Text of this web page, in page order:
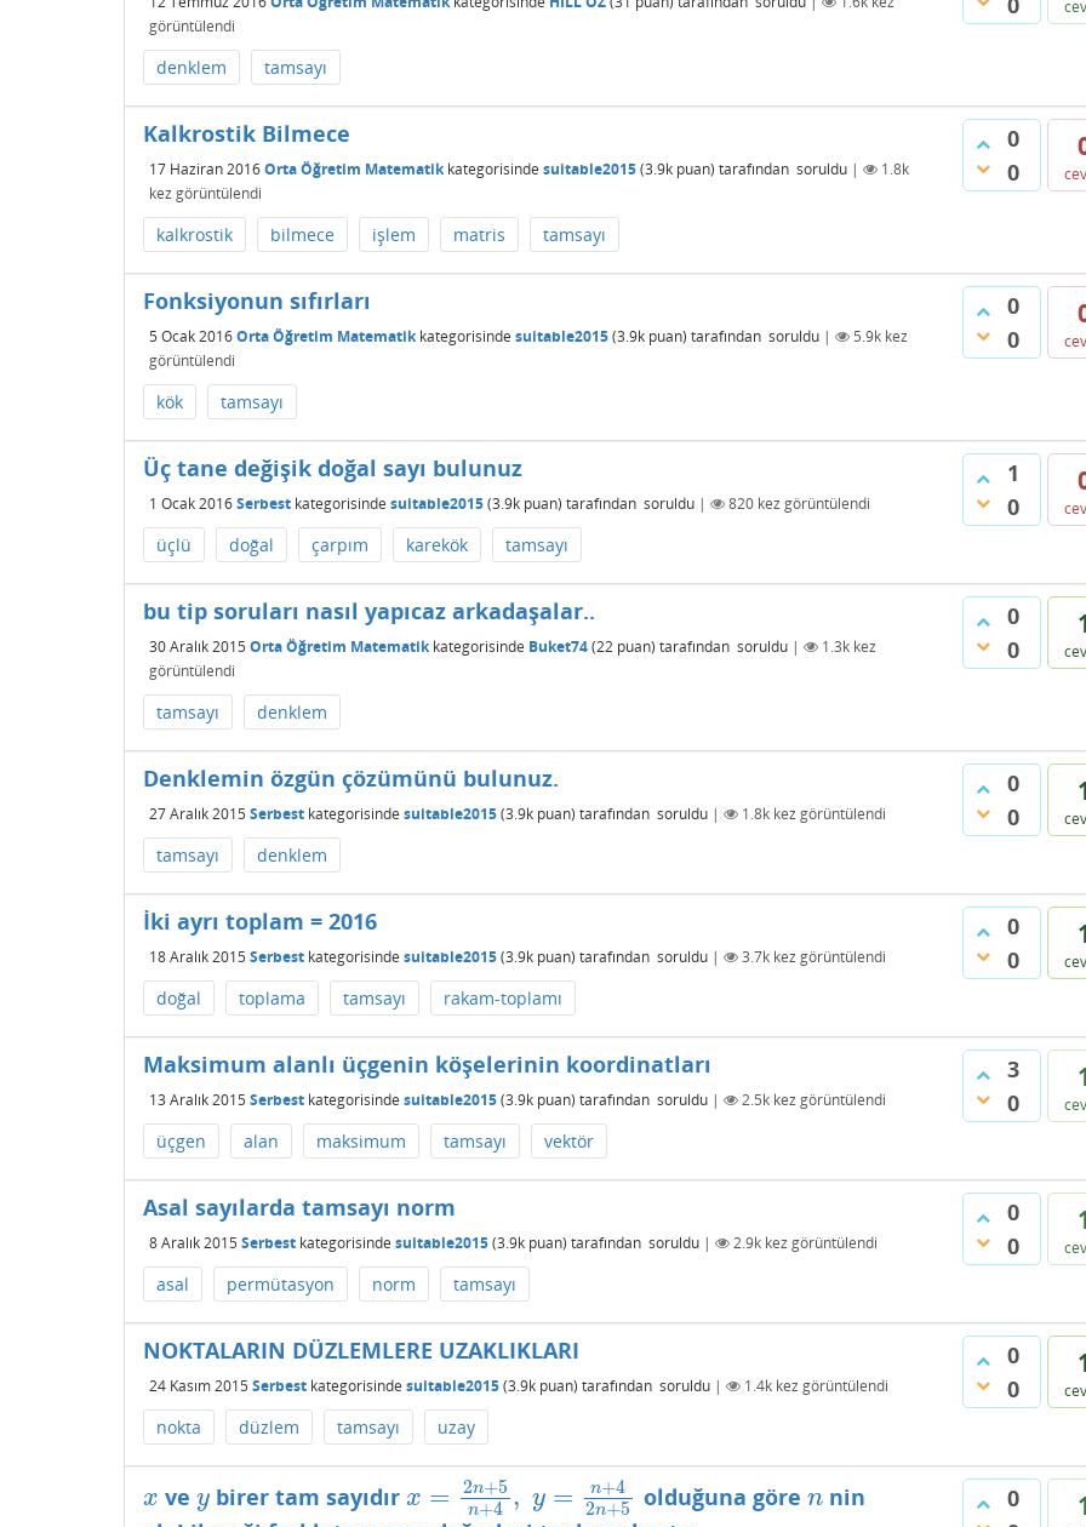
görüntülendi
denklem tamsayı
0
0
Kalkrostik Bilmece
17 Haziran 2016Orta Öğretim Matematikkategorisinde suitable2015(3.9k puan) tarafından soruldu |
1.8k
kez görüntülendi
kalkrostik bilmece işlem matris tamsayı
0
0
Fonksiyonun sıfırları
5 Ocak 2016Orta Öğretim Matematikkategorisinde suitable2015(3.9k puan) tarafından soruldu | 5.9k kez
görüntülendi
kök tamsayı
1
0
Üç tane değişik doğal sayı bulunuz
1 Ocak 2016Serbest kategorisinde suitable2015(3.9k puan) tarafından soruldu | 820 kez görüntülendi
üçlü doğal çarpım karekök tamsayı
0
0
bu tip soruları nasıl yapıcaz arkadaşalar..
30 Aralık 2015 Orta Öğretim Matematikkategorisinde Buket74(22 puan) tarafından soruldu | 1.3k kez
görüntülendi
tamsayı denklem
0
0
Denklemin özgün çözümünü bulunuz.
27 Aralık 2015 Serbest kategorisinde suitable2015(3.9k puan) tarafından soruldu | 1.8k kez görüntülendi
tamsayı denklem
0
0
İki ayrı toplam = 2016
18 Aralık 2015 Serbest kategorisinde suitable2015(3.9k puan) tarafından soruldu | 3.7k kez görüntülendi
doğal toplama tamsayı rakam-toplamı
3
0
Maksimum alanlı üçgenin köşelerinin koordinatları
13 Aralık 2015 Serbest kategorisinde suitable2015(3.9k puan) tarafından soruldu | 2.5k kez görüntülendi
üçgen alan maksimum tamsayı vektör
0
0
Asal sayılarda tamsayı norm
8 Aralık 2015 Serbest kategorisinde suitable2015(3.9k puan) tarafından soruldu | 2.9k kez görüntülendi
asal permütasyon norm tamsayı
0
0
NOKTALARIN DÜZLEMLERE UZAKLIKLARI
24 Kasım 2015 Serbest kategorisinde suitable2015(3.9k puan) tarafından soruldu | 1.4k kez görüntülendi
nokta düzlem tamsayı uzay
0
x
x ve y
y birer tam sayıdırx = 2n+5
n+4 , y = n+4
2n+5
x= 2n +5n+4, y= n+ 42n+5 olduğuna göre n
nnin